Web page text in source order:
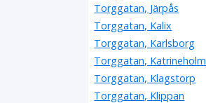
Torggatan, Järpås
Torggatan, Kalix
Torggatan, Karlsborg
Torggatan, Katrineholm
Torggatan, Klagstorp
Torggatan, Klippan